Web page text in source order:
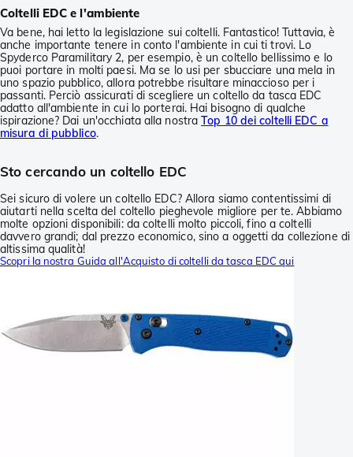
Coltelli EDC e l'ambiente
Va bene, hai letto la legislazione sui coltelli. Fantastico! Tuttavia, è
anche importante tenere in conto l'ambiente in cui ti trovi. Lo
Spyderco Paramilitary 2, per esempio, è un coltello bellissimo e lo
puoi portare in molti paesi. Ma se lo usi per sbucciare una mela in
uno spazio pubblico, allora potrebbe risultare minaccioso per i
passanti. Perciò assicurati di scegliere un coltello da tasca EDC
adatto all'ambiente in cui lo porterai. Hai bisogno di qualche
ispirazione? Dai un'occhiata alla nostraTop 10 dei coltelli EDC a
misura di pubblico.
Sto cercando un coltello EDC
Sei sicuro di volere un coltello EDC? Allora siamo contentissimi di
aiutarti nella scelta del coltello pieghevole migliore per te. Abbiamo
molte opzioni disponibili: da coltelli molto piccoli, fino a coltelli
davvero grandi; dal prezzo economico, sino a oggetti da collezione di
altissima qualità!
Scopri la nostra Guida all'Acquisto di coltelli da tasca EDC qui